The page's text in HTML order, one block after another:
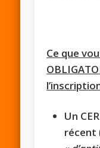
Ce que
Un
récent